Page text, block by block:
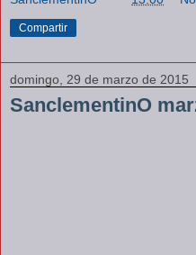
Compartir
domingo, 29 de marzo de 2015
SanclementinO